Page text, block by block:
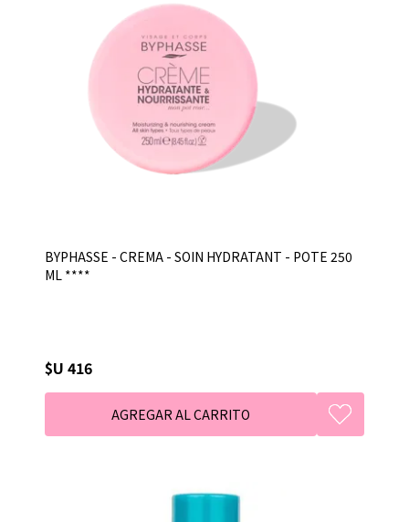
BYPHASSE - CREMA - SOIN HYDRATANT - POTE 250
ML ****
$U 416